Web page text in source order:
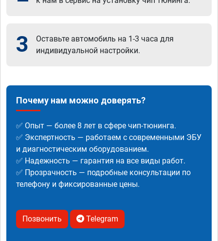
3
Оставьте автомобиль на 1-3 часа для
индивидуальной настройки.
Почему нам можно доверять?
✅ Опыт — более 8 лет в сфере чип-тюнинга.
✅ Экспертность — работаем с современными ЭБУ
и диагностическим оборудованием.
✅ Надежность — гарантия на все виды работ.
✅ Прозрачность — подробные консультации по
телефону и фиксированные цены.
Позвонить Telegram